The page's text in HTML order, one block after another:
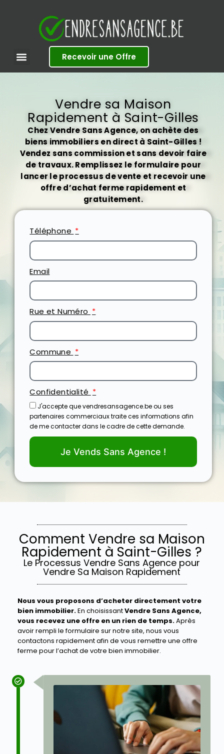
Recevoir une Offre
Vendre sa Maison
Rapidement à Saint-Gilles
Chez Vendre Sans Agence, on achète des
biens immobiliers en direct à Saint-Gilles !
Vendez sans commission et sans devoir faire
de travaux. Remplissez le formulaire pour
lancer le processus de vente et recevoir une
offre d’achat ferme rapidement et
gratuitement.
Téléphone
Email
Rue et Numéro
Commune
Confidentialité
J'accepte que vendresansagence.be ou ses
partenaires commerciaux traite ces informations afin
de me contacter dans le cadre de cette demande.
Je Vends Sans Agence !
Comment Vendre sa Maison
Rapidement à Saint-Gilles ?
Le Processus Vendre Sans Agence pour
Vendre Sa Maison Rapidement
Nous vous proposons d’acheter directement votre
bien immobilier.En choisissantVendre Sans Agence,
vous recevez une offre en un rien de temps.Après
avoir rempli le formulaire sur notre site, nous vous
contactons rapidement afin de vous remettre une offre
ferme pour l’achat de votre bien immobilier.